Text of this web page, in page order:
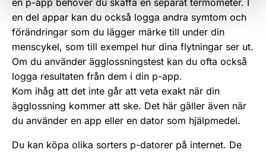
en p-app behöver du skaffa en separat termometer. I
en del appar kan du också logga andra symtom och
förändringar som du lägger märke till under din
menscykel, som till exempel hur dina flytningar ser ut.
Om du använder ägglossningstest kan du ofta också
logga resultaten från dem i din p-app.
Kom ihåg att det inte går att veta exakt när din
ägglossning kommer att ske. Det här gäller även när
du använder en app eller en dator som hjälpmedel.
Du kan köpa olika sorters p-datorer på internet. De